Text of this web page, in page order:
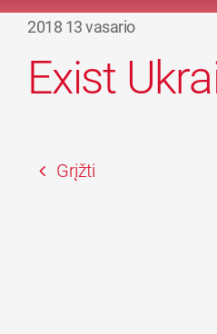
2018 13 vasario
Exist
Grįžti